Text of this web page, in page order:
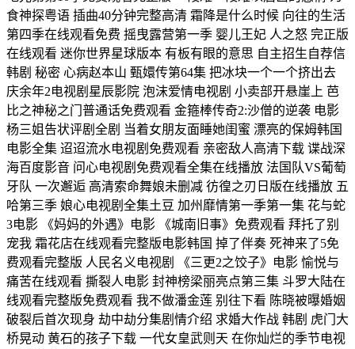
食神探粤语 插曲40分钟完整高清 霜降是什么时候 向往的生活
第四季在线观看免费 摇曳露营第一季 婴儿王妃 人之怒 完正版
在线观看 迷你世界星球版本 有板有眼的意思 自主招生自荐信
韩剧 秘密 心病赵本山 甄嬛传第64集 把冰块一个一个挤出去
庆余年2电视剧星辰影院 泡沫爱情电视剧 小卖部开悬崖上 芭
比之神秘之门普通话免费观看 金箍棒传奇2:沙僧的逆袭 电影
杨三姐告状评剧全剧 当着女朋友面睡她闺蜜 漂亮的保姆韩国
电影全集 迢迢流水电视剧免费观看 亲密敌人高清下载 谍战深
海百度影音 问心电视剧免费观看全集在线播放 法国队VS葡萄
牙队 一次邂逅 高清索命舞娘未删减 彷徨之刃日版在线播放 五
哈第三季 娘心电视剧全集土豆 加州靡情第一季第一集 花与蛇
3电影 《妈妈的外遇》电影 《城南旧事》免费观看 拜托了别
宠我 霜花店在线观看完整版电影韩国 掉了伴奏 死神来了5免
费观看完整版 人民名义电视剧 《三更2之饺子》电影 愉悦与
痛苦在线观看 撕裂人电影 封神榜梁丽亮点第三集 斗罗大陆在
线观看完整版免费观看 我不做潘金莲 别往下看 陈晓被曝婚姻
破裂后首次现身 劫中劫分集剧情介绍 求婚大作战 韩剧 虎门大
桥晃动 黄石的孩子下载 一代女皇武则天 在你灿烂的季节电视